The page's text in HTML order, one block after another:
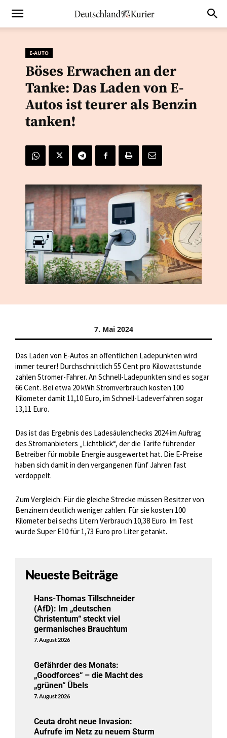
E-AUTO
Böses Erwachen an der
Tanke: Das Laden von E-
Autos ist teurer als Benzin
tanken!
7. Mai 2024
Das Laden von E-Autos an öffentlichen Ladepunkten wird
immer teurer! Durchschnittlich 55 Cent pro Kilowattstunde
zahlen Stromer-Fahrer. An Schnell-Ladepunkten sind es sogar
66 Cent. Bei etwa 20 kWh Stromverbrauch kosten 100
Kilometer damit 11,10 Euro, im Schnell-Ladeverfahren sogar
13,11 Euro.
Das ist das Ergebnis des Ladesäulenchecks 2024 im Auftrag
des Stromanbieters „Lichtblick“, der die Tarife führender
Betreiber für mobile Energie ausgewertet hat. Die E-Preise
haben sich damit in den vergangenen fünf Jahren fast
verdoppelt.
Zum Vergleich: Für die gleiche Strecke müssen Besitzer von
Benzinern deutlich weniger zahlen. Für sie kosten 100
Kilometer bei sechs Litern Verbrauch 10,38 Euro. Im Test
wurde Super E10 für 1,73 Euro pro Liter getankt.
Neueste Beiträge
Hans-Thomas Tillschneider
(AfD): Im „deutschen
Christentum“ steckt viel
germanisches Brauchtum
7. August 2026
Gefährder des Monats:
„Goodforces“ – die Macht des
„grünen“ Übels
7. August 2026
Ceuta droht neue Invasion:
Aufrufe im Netz zu neuem Sturm